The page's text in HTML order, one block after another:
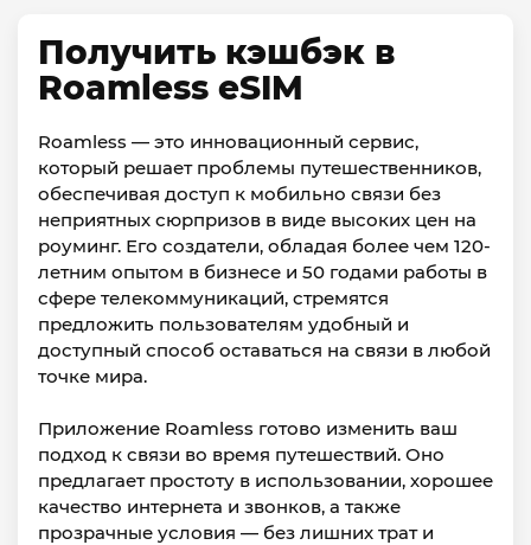
Получить кэшбэк в
Roamless eSIM
Roamless — это инновационный сервис,
который решает проблемы путешественников,
обеспечивая доступ к мобильно связи без
неприятных сюрпризов в виде высоких цен на
роуминг. Его создатели, обладая более чем 120-
летним опытом в бизнесе и 50 годами работы в
сфере телекоммуникаций, стремятся
предложить пользователям удобный и
доступный способ оставаться на связи в любой
точке мира.
Приложение Roamless готово изменить ваш
подход к связи во время путешествий. Оно
предлагает простоту в использовании, хорошее
качество интернета и звонков, а также
прозрачные условия — без лишних трат и